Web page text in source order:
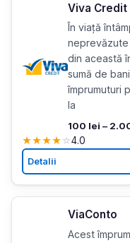
Viva Credit
În viață
neprevăzute
din această
sumă de
împrumuturi
la
100 lei –
★★★★☆4.0
Detalii
ViaConto
Acest